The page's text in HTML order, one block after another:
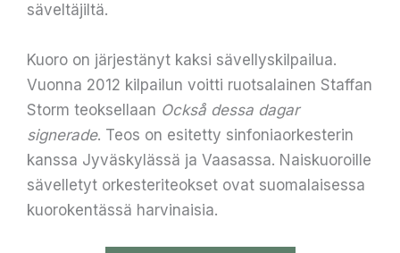
säveltäjiltä.
Kuoro on järjestänyt kaksi sävellyskilpailua.
Vuonna 2012 kilpailun voitti ruotsalainen Staffan
Storm teoksellaan Också dessa dagar
signerade. Teos on esitetty sinfoniaorkesterin
kanssa Jyväskylässä ja Vaasassa. Naiskuoroille
sävelletyt orkesteriteokset ovat suomalaisessa
kuorokentässä harvinaisia.